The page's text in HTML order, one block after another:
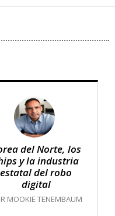
del Norte, los
y la industria
estatal del robo
digital
MOOKIE TENEMBAUM